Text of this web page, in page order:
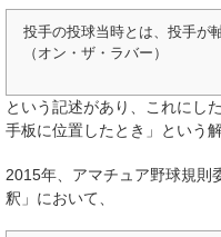
投手の投球当時とは、投手が
（オン・ザ・ラバー）
という記述があり、これにし
手板に位置したとき」という
2015年、アマチュア野球規
釈」において、